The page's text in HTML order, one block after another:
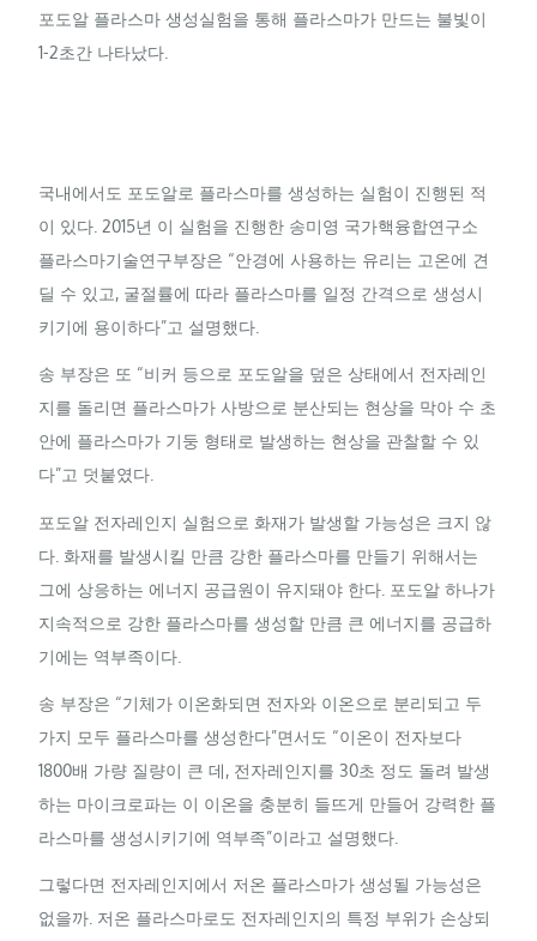
포도알 플라스마 생성실험을 통해 플라스마가 만드는 불빛이
1-2초간 나타났다.
국내에서도 포도알로 플라스마를 생성하는 실험이 진행된 적
이 있다. 2015년 이 실험을 진행한 송미영 국가핵융합연구소
플라스마기술연구부장은 “안경에 사용하는 유리는 고온에 견
딜 수 있고, 굴절률에 따라 플라스마를 일정 간격으로 생성시
키기에 용이하다”고 설명했다.
송 부장은 또 “비커 등으로 포도알을 덮은 상태에서 전자레인
지를 돌리면 플라스마가 사방으로 분산되는 현상을 막아 수 초
안에 플라스마가 기둥 형태로 발생하는 현상을 관찰할 수 있
다”고 덧붙였다.
포도알 전자레인지 실험으로 화재가 발생할 가능성은 크지 않
다. 화재를 발생시킬 만큼 강한 플라스마를 만들기 위해서는
그에 상응하는 에너지 공급원이 유지돼야 한다. 포도알 하나가
지속적으로 강한 플라스마를 생성할 만큼 큰 에너지를 공급하
기에는 역부족이다.
송 부장은 “기체가 이온화되면 전자와 이온으로 분리되고 두
가지 모두 플라스마를 생성한다”면서도 “이온이 전자보다
1800배 가량 질량이 큰 데, 전자레인지를 30초 정도 돌려 발생
하는 마이크로파는 이 이온을 충분히 들뜨게 만들어 강력한 플
라스마를 생성시키기에 역부족”이라고 설명했다.
그렇다면 전자레인지에서 저온 플라스마가 생성될 가능성은
없을까. 저온 플라스마로도 전자레인지의 특정 부위가 손상되